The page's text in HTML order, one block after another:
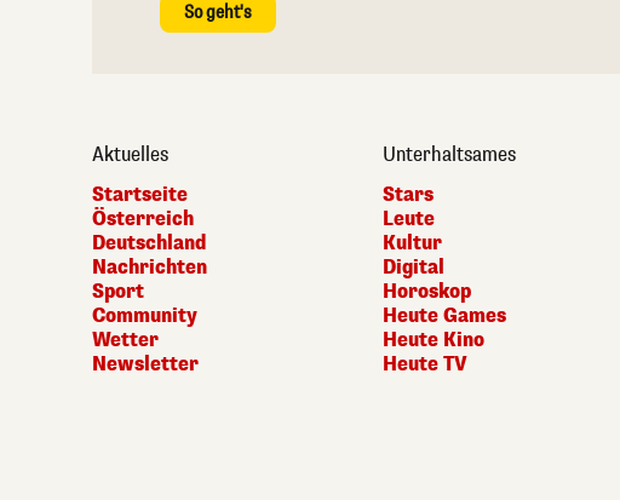
So geht's
Aktuelles
Startseite
Österreich
Deutschland
Nachrichten
Sport
Community
Wetter
Newsletter
Unterhaltsames
Stars
Leute
Kultur
Digital
Horoskop
Heute Games
Heute Kino
Heute TV